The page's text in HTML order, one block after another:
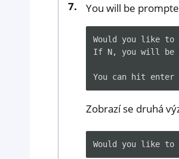
You will be
Would you like
If N, you will be
Zobrazí se druhá